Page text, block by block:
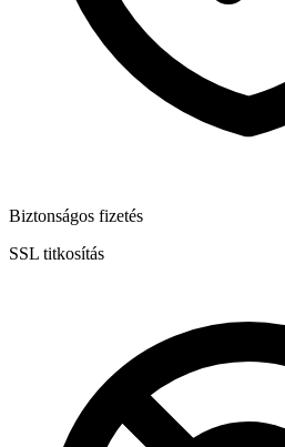
Biztonságos fizetés
SSL titkosítás